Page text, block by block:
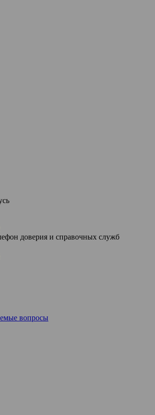
доверия и справочных служб
вопросы